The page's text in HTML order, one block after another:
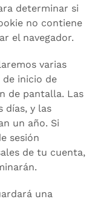
determinar si
no contiene
el navegador.
varias
inicio de
de pantalla. Las
días, y las
un año. Si
sesión
de tu cuenta,
una